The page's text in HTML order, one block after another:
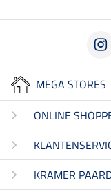
MEGA STORES
ONLINE
KRAMER